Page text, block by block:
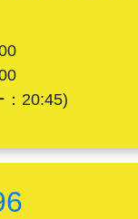
：20:45)